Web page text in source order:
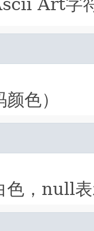
色）
色，null